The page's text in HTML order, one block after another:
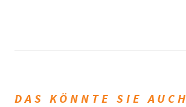
DAS KÖNNTE SIE AUCH